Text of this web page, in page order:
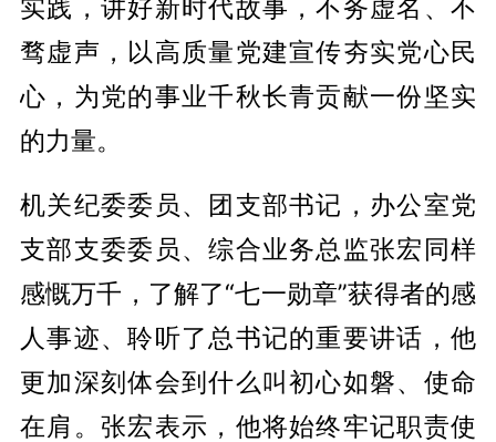
实践，讲好新时代故事，不务虚名、不
骛虚声，以高质量党建宣传夯实党心民
心，为党的事业千秋长青贡献一份坚实
的力量。
机关纪委委员、团支部书记，办公室党
支部支委委员、综合业务总监张宏同样
感慨万千，了解了“七一勋章”获得者的感
人事迹、聆听了总书记的重要讲话，他
更加深刻体会到什么叫初心如磐、使命
在肩。张宏表示，他将始终牢记职责使